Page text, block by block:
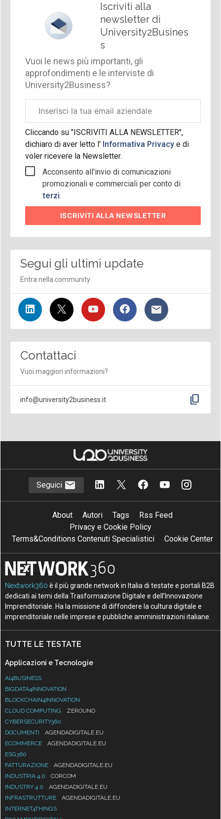
Iscriviti alla
newsletter di
University2Busines
s
Vuoi le news più importanti, gli
approfondimenti e le interviste di
University2Business?
aziendale
Cliccando su "ISCRIVITI ALLA NEWSLETTER",
dichiaro di aver letto l'Informativa Privacy e di
voler ricevere la Newsletter.
Acconsento all'invio di comunicazioni
promozionali e commerciali per conto di
terzi.
ISCRIVITI ALLA NEWSLETTER
Segui gli ultimi update
Entra nella community
Contattaci
Vuoi maggiori informazioni?
info@university2business.it content_copy
Seguici
About Autori Tags
Rss Feed
Privacy e Cookie Policy
Terms&Conditions Contenuti Specialistici
Cookie Center
Nextwork360 è il più grande network in Italia di testate e portali B2B
dedicati ai temi della Trasformazione Digitale e dell’Innovazione
Imprenditoriale. Ha la missione di diffondere la cultura digitale e
imprenditoriale nelle imprese e pubbliche amministrazioni italiane.
TUTTE LE TESTATE
Applicazioni e Tecnologie
AI4BUSINESS
BIGDATA4INNOVATION
BLOCKCHAIN4INNOVATION
CLOUD COMPUTING
ZEROUNO
CYBERSECURITY360
DOCUMENTI
AGENDADIGITALE.EU
ECOMMERCE
AGENDADIGITALE.EU
ESG360
FATTURAZIONE
AGENDADIGITALE.EU
INDUSTRIA 4.0
CORCOM
INDUSTRY 4.0
AGENDADIGITALE.EU
INFRASTRUTTURE
AGENDADIGITALE.EU
INTERNET4THINGS